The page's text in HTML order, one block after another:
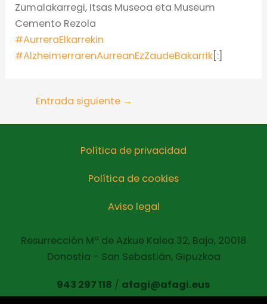
Zumalakarregi, Itsas Museoa eta Museum
Cemento Rezola
#AurreraElkarrekin
#AlzheimerrarenAurreanEzZaudeBakarrik[:]
Entrada siguiente →
Política de privacidad
Política de cookies
Aviso legal
Resurrección Mª de Azkue Kalea 32, Bajo, 20018
Donostia - San Sebastián, Gipuzkoa
943 297 118 / afagi@afagi.eus